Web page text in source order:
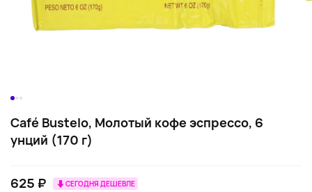
Café Bustelo, Молотый кофе эспрессо, 6
унций (170 г)
625 ₽ СЕГОДНЯ ДЕШЕВЛЕ